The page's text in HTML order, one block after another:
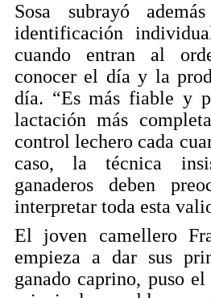
Sosa subrayó
identificación
cuando entran al
conocer el día y la
día. “Es más fiable y
lactación más
control lechero cada
caso, la técnica
ganaderos deben
interpretar toda esta
El joven camellero
empieza a dar sus
ganado caprino, puso